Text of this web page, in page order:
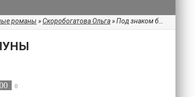
романы »Скоробогатова Ольга» Под знаком белой луны
0